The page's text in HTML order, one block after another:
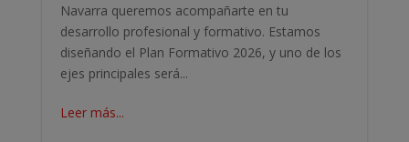
Navarra queremos acompañarte en tu
desarrollo profesional y formativo. Estamos
diseñando el Plan Formativo 2026, y uno de los
ejes principales será...
Leer más...